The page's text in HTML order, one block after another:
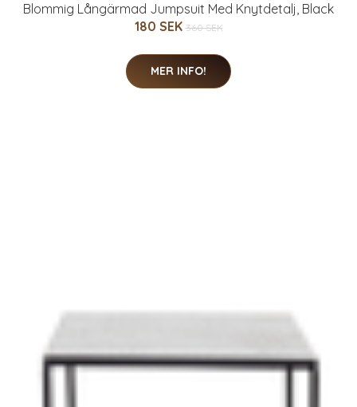
Blommig Långärmad Jumpsuit Med Knytdetalj, Black
180 SEK 360 SEK
MER INFO!